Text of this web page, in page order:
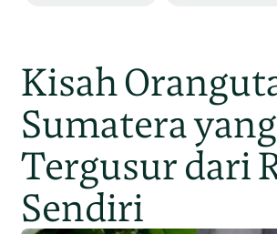
Kisah
Sumatera yang
Tergusur dari
Sendiri